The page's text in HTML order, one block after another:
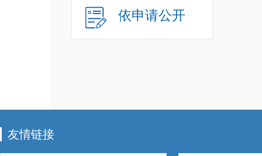
依申请公开
友情链接